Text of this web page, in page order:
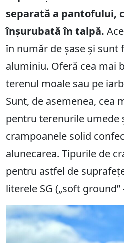
separată a pantofului,
înșurubată în talpă.
în număr de șase și sunt
aluminiu. Oferă cea mai
terenul moale sau pe
Sunt, de asemenea, cea
pentru terenurile umede
crampoanele solid
alunecarea. Tipurile de
pentru astfel de
literele SG („soft